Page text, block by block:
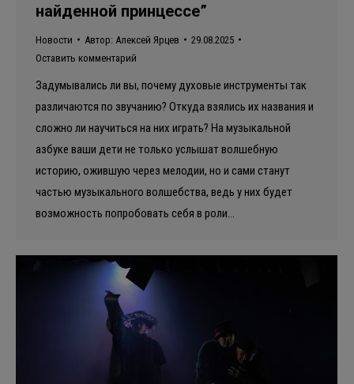
найденной принцессе”
Новости Автор: Алексей Ярцев
29.08.2025
Оставить комментарий
Задумывались ли вы, почему духовые инструменты так
различаются по звучанию? Откуда взялись их названия и
сложно ли научиться на них играть? На музыкальной
азбуке ваши дети не только услышат волшебную
историю, ожившую через мелодии, но и сами станут
частью музыкального волшебства, ведь у них будет
возможность попробовать себя в роли…